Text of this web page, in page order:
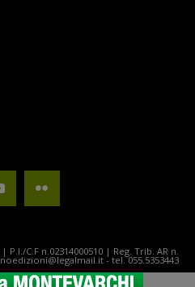
C.F n.02314000510 | Reg. Trib. AR n.
- tel. 055.5353443